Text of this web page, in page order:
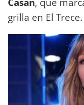
grilla en El Trece.